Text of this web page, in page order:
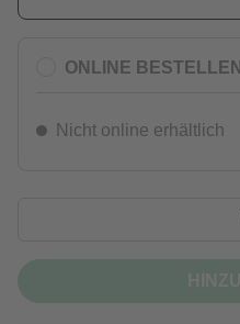
ONLINE BESTELLEN
Nicht online erhältlich